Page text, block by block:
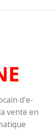
d'e-
vente en